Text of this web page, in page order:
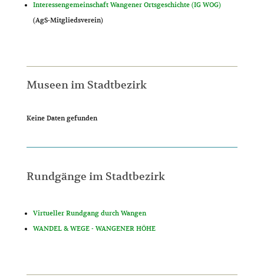
Interessengemeinschaft Wangener Ortsgeschichte (IG WOG)
(AgS-Mitgliedsverein)
Museen im Stadtbezirk
Keine Daten gefunden
Rundgänge im Stadtbezirk
Virtueller Rundgang durch Wangen
WANDEL & WEGE - WANGENER HÖHE